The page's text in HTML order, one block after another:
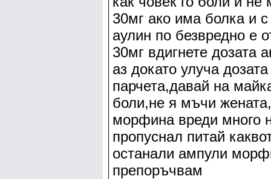
30мг ако има болка и
аулин по безвредно е
30мг вдигнете дозата
аз докато улуча
парчета,давай на
боли,не я мъчи
морфина вреди много
пропуснал питай
останали ампули
препоръчвам